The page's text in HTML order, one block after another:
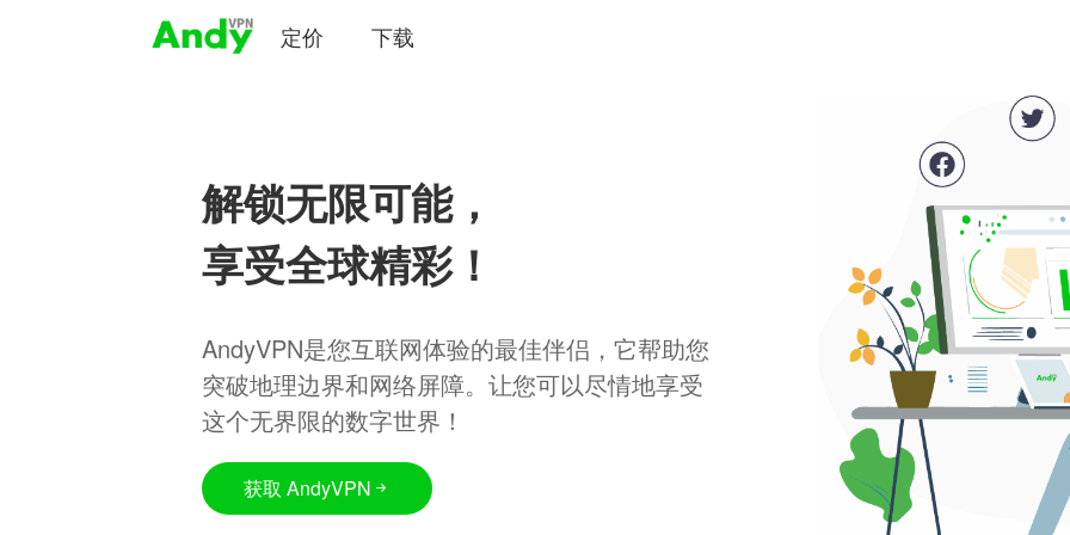
定价 下载
解锁无限可能，
享受全球精彩！
AndyVPN是您互联网体验的最佳伴侣，它帮助您
突破地理边界和网络屏障。让您可以尽情地享受
这个无界限的数字世界！
获取 AndyVPN